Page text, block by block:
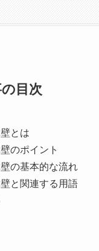
目次
とは
のポイント
の基本的な流れ
と関連する用語